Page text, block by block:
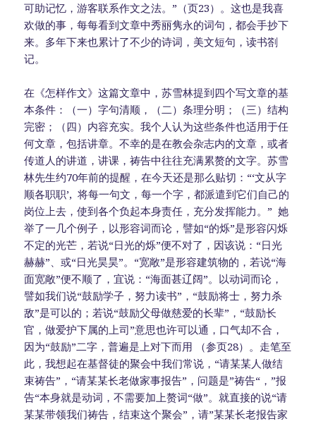
可助记忆，游客联系作文之法。”（页23）。这也是我喜
欢做的事，每每看到文章中秀丽隽永的词句，都会手抄下
来。多年下来也累计了不少的诗词，美文短句，读书劄
记。
在《怎样作文》这篇文章中，苏雪林提到四个写文章的基
本条件：（一）字句清顺，（二）条理分明；（三）结构
完密；（四）内容充实。我个人认为这些条件也适用于任
何文章，包括讲章。不幸的是在教会杂志内的文章，或者
传道人的讲道，讲课，祷告中往往充满累赘的文字。苏雪
林先生约70年前的提醒，在今天还是那么贴切：“‘文从字
顺各职职’, 将每一句文，每一个字，都派遣到它们自己的
岗位上去，使到各个负起本身责任，充分发挥能力。” 她
举了一几个例子，以形容词而论，譬如“的烁”是形容闪烁
不定的光芒，若说“日光的烁”便不对了，因该说：“日光
赫赫”、或“日光昊昊”。“宽敞”是形容建筑物的，若说“海
面宽敞”便不顺了，宜说：“海面甚辽阔”。以动词而论，
譬如我们说“鼓励学子，努力读书”，“鼓励将士，努力杀
敌”是可以的；若说“鼓励父母做慈爱的长辈”，“鼓励长
官，做爱护下属的上司”意思也许可以通，口气却不合，
因为“鼓励”二字，普遍是上对下而用 （参页28）。走笔至
此，我想起在基督徒的聚会中我们常说，“请某某人做结
束祷告”，“请某某长老做家事报告”，问题是”祷告“，”报
告“本身就是动词，不需要加上赘词“做”。就直接的说“请
某某带领我们祷告，结束这个聚会”，请”某某长老报告家